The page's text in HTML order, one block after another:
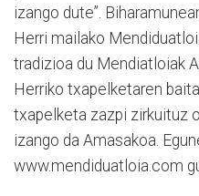
izango dute”.
Herri mailako
tradizioa du Mendiatloiak
Herriko txapelketaren
txapelketa zazpi zirkuituz
izango da Amasakoa.
www.mendiduatloia.com